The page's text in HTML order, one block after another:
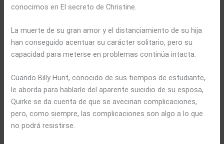
conocimos en El secreto de Christine.
La muerte de su gran amor y el distanciamiento de su hija
han conseguido acentuar su carácter solitario, pero su
capacidad para meterse en problemas continúa intacta.
Cuando Billy Hunt, conocido de sus tiempos de estudiante,
le aborda para hablarle del aparente suicidio de su esposa,
Quirke se da cuenta de que se avecinan complicaciones,
pero, como siempre, las complicaciones son algo a lo que
no podrá resistirse.